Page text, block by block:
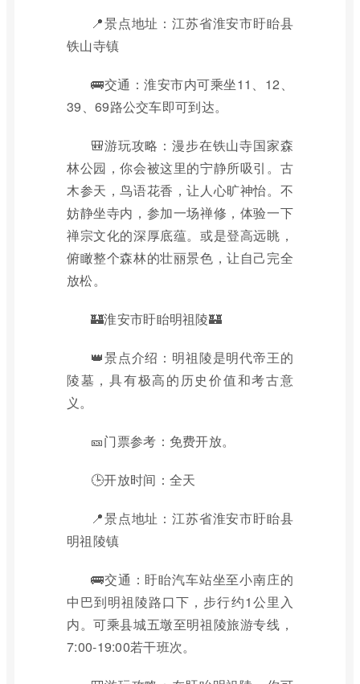
📍景点地址：江苏省淮安市盱眙县
铁山寺镇
🚌交通：淮安市内可乘坐11、12、
39、69路公交车即可到达。
🎒游玩攻略：漫步在铁山寺国家森
林公园，你会被这里的宁静所吸引。古
木参天，鸟语花香，让人心旷神怡。不
妨静坐寺内，参加一场禅修，体验一下
禅宗文化的深厚底蕴。或是登高远眺，
俯瞰整个森林的壮丽景色，让自己完全
放松。
🏰淮安市盱眙明祖陵🏰
👑景点介绍：明祖陵是明代帝王的
陵墓，具有极高的历史价值和考古意
义。
🎫门票参考：免费开放。
🕒开放时间：全天
📍景点地址：江苏省淮安市盱眙县
明祖陵镇
🚌交通：盱眙汽车站坐至小南庄的
中巴到明祖陵路口下，步行约1公里入
内。可乘县城五墩至明祖陵旅游专线，
7:00-19:00若干班次。